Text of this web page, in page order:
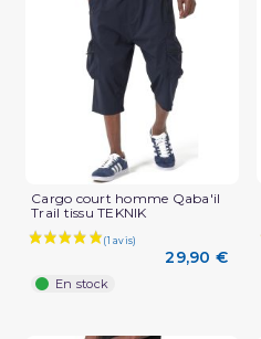
Cargo court homme Qaba'il
Trail tissu TEKNIK
29,90 €
En stock